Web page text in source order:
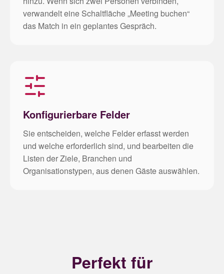
verwandelt eine Schaltfläche „Meeting buchen“
das Match in ein geplantes Gespräch.
Konfigurierbare Felder
Sie entscheiden, welche Felder erfasst werden
und welche erforderlich sind, und bearbeiten die
Listen der Ziele, Branchen und
Organisationstypen, aus denen Gäste auswählen.
Perfekt für